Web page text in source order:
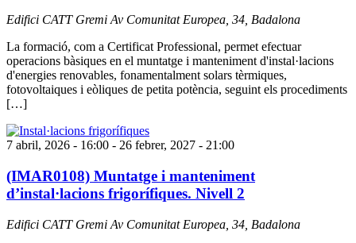
Edifici CATT GremiAv Comunitat Europea, 34, Badalona
La formació, com a Certificat Professional, permet efectuar
operacions bàsiques en el muntatge i manteniment d'instal·lacions
d'energies renovables, fonamentalment solars tèrmiques,
fotovoltaiques i eòliques de petita potència, seguint els procediments
[…]
7 abril, 2026 - 16:00 - 26 febrer, 2027 - 21:00
(IMAR0108) Muntatge i manteniment
d’instal·lacions frigorífiques. Nivell 2
Edifici CATT Gremi Av Comunitat Europea, 34, Badalona